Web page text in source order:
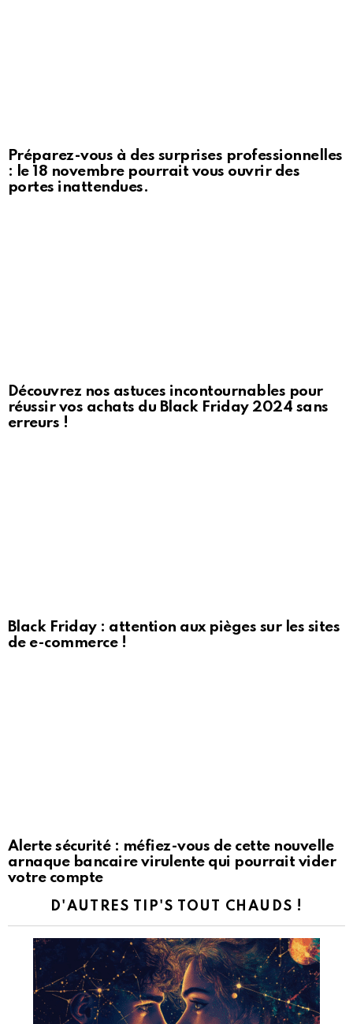
Préparez-vous à des surprises professionnelles
: le 18 novembre pourrait vous ouvrir des
portes inattendues.
Découvrez nos astuces incontournables pour
réussir vos achats du Black Friday 2024 sans
erreurs !
Black Friday : attention aux pièges sur les sites
de e-commerce !
Alerte sécurité : méfiez-vous de cette nouvelle
arnaque bancaire virulente qui pourrait vider
votre compte
D'AUTRES TIP'S TOUT CHAUDS !